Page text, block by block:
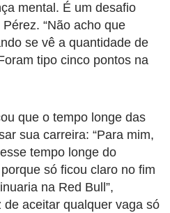
mental. É um desafio
“Não acho que
se vê a quantidade de
tipo cinco pontos na
que o tempo longe das
sua carreira: “Para mim,
tempo longe do
só ficou claro no fim
na Red Bull”,
de aceitar qualquer vaga só